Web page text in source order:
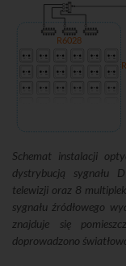
R6028
Schemat instalacji
dystrybucją sygnału
telewizji oraz 8
sygnału źródłowego
znajduje się
doprowadzono